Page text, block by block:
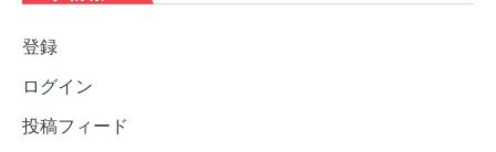
登録
ログイン
投稿フィード